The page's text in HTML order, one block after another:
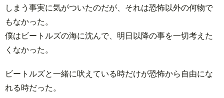
しまう事実に気がついたのだが、それは恐怖以外の何物で
もなかった。
僕はビートルズの海に沈んで、明日以降の事を一切考えた
くなかった。
ビートルズと一緒に吠えている時だけが恐怖から自由にな
れる時だった。